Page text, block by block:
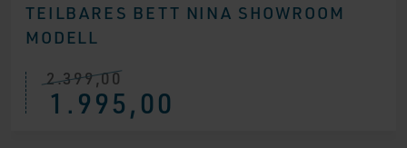
TEILBARES BETT NINA SHOWROOM
MODELL
2.399,00
Ursprünglicher
Preis
war:1.995,00
Aktueller
Preis
ist: